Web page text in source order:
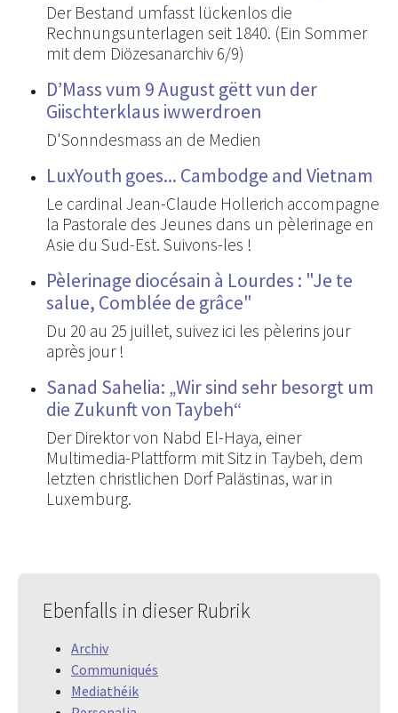
Der Bestand umfasst lückenlos die
Rechnungsunterlagen seit 1840. (Ein Sommer
mit dem Diözesanarchiv 6/9)
D’Mass vum 9 August gëtt vun der
Giischterklaus iwwerdroen
D'Sonndesmass an de Medien
LuxYouth goes... Cambodge and Vietnam
Le cardinal Jean-Claude Hollerich accompagne
la Pastorale des Jeunes dans un pèlerinage en
Asie du Sud-Est. Suivons-les !
Pèlerinage diocésain à Lourdes : "Je te
salue, Comblée de grâce"
Du 20 au 25 juillet, suivez ici les pèlerins jour
après jour !
Sanad Sahelia: „Wir sind sehr besorgt um
die Zukunft von Taybeh“
Der Direktor von Nabd El-Haya, einer
Multimedia-Plattform mit Sitz in Taybeh, dem
letzten christlichen Dorf Palästinas, war in
Luxemburg.
Ebenfalls in dieser Rubrik
Archiv
Communiqués
Mediathéik